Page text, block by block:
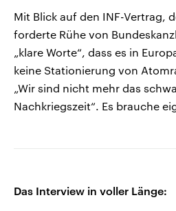
Mit Blick auf den INF-Vertrag,
forderte Rühe von
„klare Worte“, dass es in
keine Stationierung von
„Wir sind nicht mehr das
Nachkriegszeit“. Es brauche
Das Interview in voller Länge: